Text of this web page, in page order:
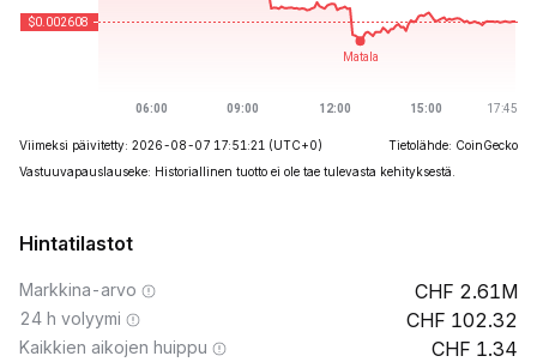
Viimeksi päivitetty: 2026-08-07 17:51:21 (UTC+0)
Tietolähde: CoinGecko
Vastuuvapauslauseke: Historiallinen tuotto ei ole tae tulevasta kehityksestä.
Hintatilastot
Markkina-arvo 2.61M
24 h volyymi 102.32
Kaikkien aikojen huippu 1.34